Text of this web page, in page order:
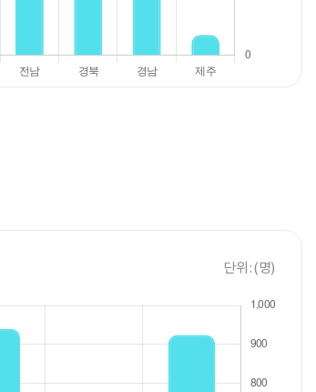
단위 : (명)